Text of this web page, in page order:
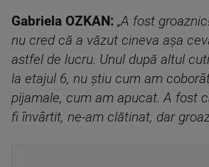
Gabriela OZKAN: „A fost
nu cred că a văzut cineva aşa
astfel de lucru. Unul după altul
la etajul 6, nu ştiu cum am
pijamale, cum am apucat. A fost
fi învârtit, ne-am clătinat, dar